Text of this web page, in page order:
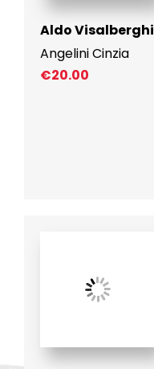
Aldo Visalberghi
Angelini Cinzia
€20.00